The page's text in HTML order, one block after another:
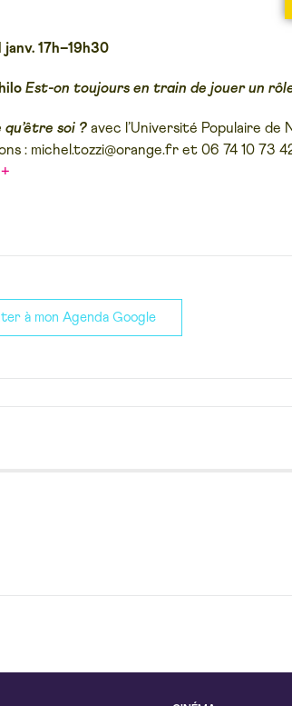
janv. 17h–19h30
Est-on toujours en train de jouer un
qu’être soi ? avec l’Université Populaire de
: michel.tozzi@orange.fr et 06 74 10 73
à mon Agenda Google